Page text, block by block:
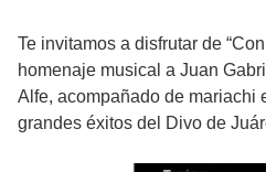
Te invitamos a disfrutar de
homenaje musical a Juan
Alfe, acompañado de mariachi
grandes éxitos del Divo de